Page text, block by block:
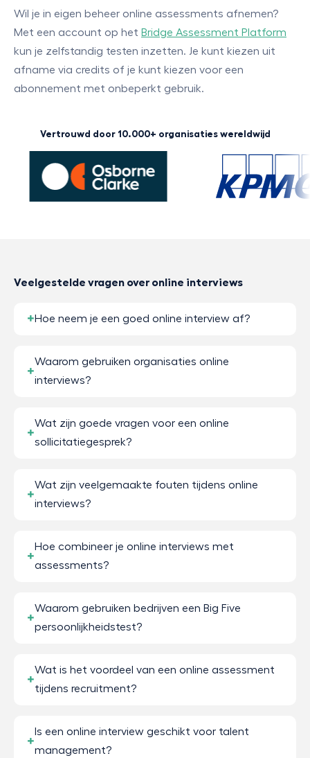
Wil je in eigen beheer online assessments afnemen?
Met een account op het Bridge Assessment Platform
kun je zelfstandig testen inzetten. Je kunt kiezen uit
afname via credits of je kunt kiezen voor een
abonnement met onbeperkt gebruik.
Vertrouwd door 10.000+ organisaties wereldwijd
Veelgestelde vragen over online interviews
Hoe neem je een goed online interview af?
Waarom gebruiken organisaties online
interviews?
Wat zijn goede vragen voor een online
sollicitatiegesprek?
Wat zijn veelgemaakte fouten tijdens online
interviews?
Hoe combineer je online interviews met
assessments?
Waarom gebruiken bedrijven een Big Five
persoonlijkheidstest?
Wat is het voordeel van een online assessment
tijdens recruitment?
Is een online interview geschikt voor talent
management?